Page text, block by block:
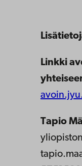
Linkki
Tapio